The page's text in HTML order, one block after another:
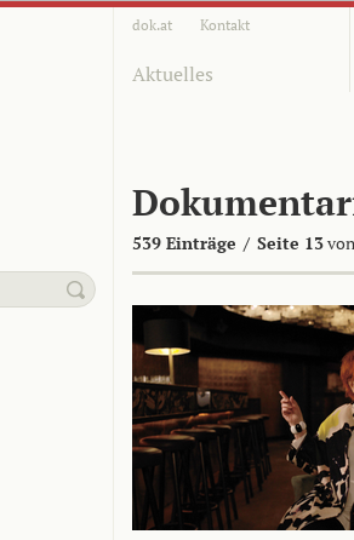
dok.at Kontakt
Aktuelles
539 Einträge / Seite 13